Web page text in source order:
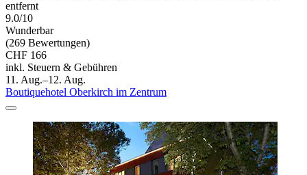
entfernt
9.0/10
Wunderbar
(269 Bewertungen)
CHF 166
inkl. Steuern & Gebühren
11. Aug.–12. Aug.
Boutiquehotel Oberkirch im Zentrum